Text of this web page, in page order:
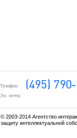
Телефон:
Эл. почта:
© 2003-2014 Агентство
защиту интеллектуальной